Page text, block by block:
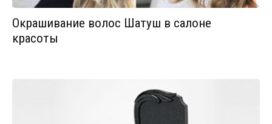
Окрашивание волос Шатуш в салоне
красоты